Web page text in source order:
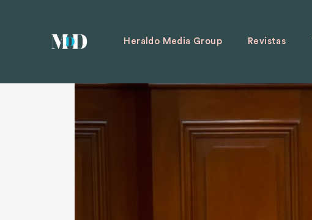
Heraldo Media Group Revistas